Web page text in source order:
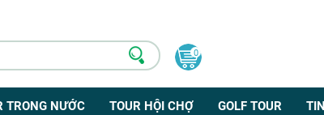
0
TRONG NƯỚC TOUR HỘI CHỢ GOLF TOUR